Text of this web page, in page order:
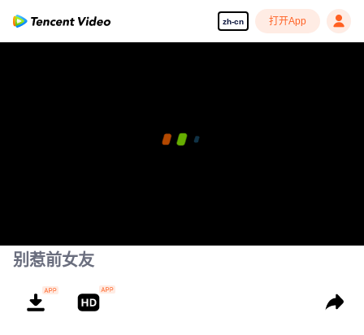
zh-cn 打开App
别惹前女友